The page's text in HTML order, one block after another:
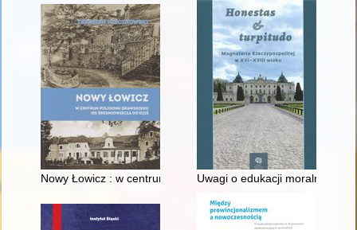
Nowy Łowicz : w centrum poligonu drawskiego od
Uwagi o edukacji moralnej